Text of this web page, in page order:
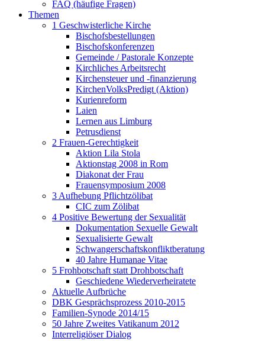
FAQ (häufige Fragen)
Themen
1 Geschwisterliche Kirche
Bischofsbestellungen
Bischofskonferenzen
Gemeinde / Pastorale Konzepte
Kirchliches Arbeitsrecht
Kirchensteuer und -finanzierung
KirchenVolksPredigt (Aktion)
Kurienreform
Laien
Lernen aus Limburg
Petrusdienst
2 Frauen-Gerechtigkeit
Aktion Lila Stola
Aktionstag 2008 in Rom
Diakonat der Frau
Frauensymposium 2008
3 Aufhebung Pflichtzölibat
CIC zum Zölibat
4 Positive Bewertung der Sexualität
Dokumentation Sexuelle Gewalt
Sexualisierte Gewalt
Schwangerschaftskonfliktberatung
40 Jahre Humanae Vitae
5 Frohbotschaft statt Drohbotschaft
Geschiedene Wiederverheiratete
Aktuelle Aufbrüche
DBK Gesprächsprozess 2010-2015
Familien-Synode 2014/15
50 Jahre Zweites Vatikanum 2012
Interreligiöser Dialog